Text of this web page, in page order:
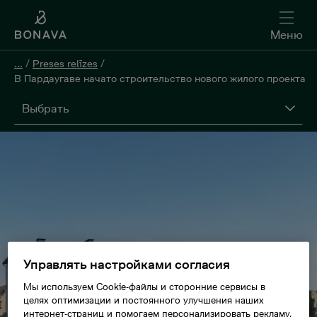
Меню
... / Preses relīzes /
В Пардаугаве начато строительство нового жилого проекта
Выбрать
Управлять настройками согласия
Мы используем Cookie-файлы и сторонние сервисы в
целях оптимизации и постоянного улучшения наших
интернет-страниц и помогаем персонализировать рекламу,